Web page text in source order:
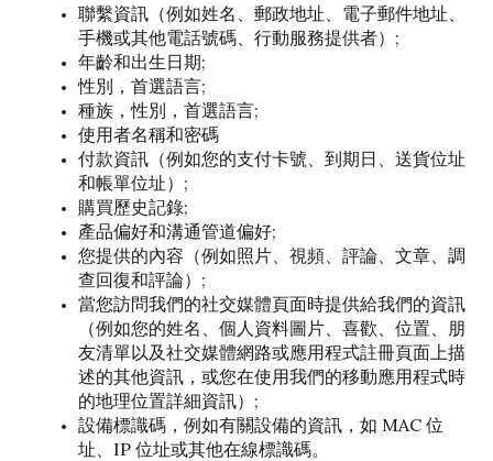
聯繫資訊（例如姓名、郵政地址、電子郵件地址、
手機或其他電話號碼、行動服務提供者）;
年齡和出生日期;
性別，首選語言;
種族，性別，首選語言;
使用者名稱和密碼
付款資訊（例如您的支付卡號、到期日、送貨位址
和帳單位址）;
購買歷史記錄;
產品偏好和溝通管道偏好;
您提供的內容（例如照片、視頻、評論、文章、調
查回復和評論）;
當您訪問我們的社交媒體頁面時提供給我們的資訊
（例如您的姓名、個人資料圖片、喜歡、位置、朋
友清單以及社交媒體網路或應用程式註冊頁面上描
述的其他資訊，或您在使用我們的移動應用程式時
的地理位置詳細資訊）;
設備標識碼，例如有關設備的資訊，如 MAC 位
址、IP 位址或其他在線標識碼。